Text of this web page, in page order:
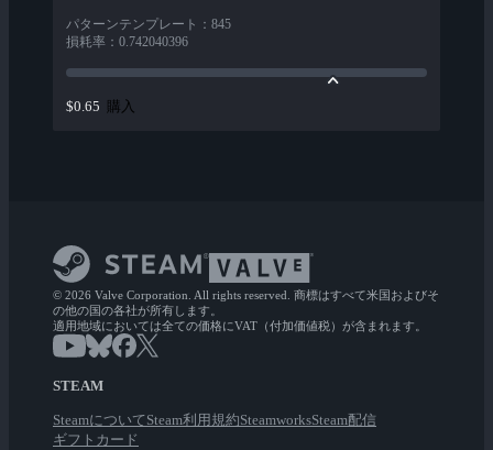
パターンテンプレート ： 845
損耗率 ： 0.742040396
$0.65 購入
© 2026 Valve Corporation. All rights reserved. 商標はすべて米国およびそ
の他の国の各社が所有します。
適用地域においては全ての価格にVAT（付加価値税）が含まれます。
STEAM
SteamについてSteam利用規約SteamworksSteam配信
ギフトカード